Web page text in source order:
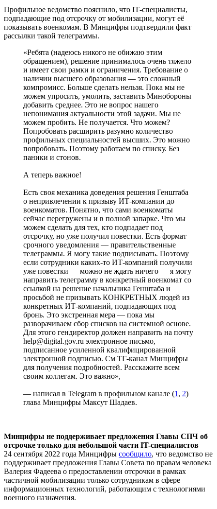
Профильное ведомство пояснило, что IТ-специалисты,
подпадающие под отсрочку от мобилизации, могут её
показывать военкомам. В Минцифры подтвердили факт
рассылки такой телеграммы.
«Ребята (надеюсь никого не обижаю этим
обращением), решение принималось очень тяжело
и имеет свои рамки и ограничения. Требование о
наличии высшего образования — это сложный
компромисс. Больше сделать нельзя. Пока мы не
можем упросить, умолить, заставить Минобороны
добавить среднее. Это не вопрос нашего
непонимания актуальности этой задачи. Мы не
можем пробить. Не получается. Что можем?
Попробовать расширить разумно количество
профильных специальностей высших. Это можно
попробовать. Поэтому работаем по списку. Без
паники и стонов.
А теперь важное!
Есть своя механика доведения решения Генштаба
о непривлечении к призыву ИТ-компании до
военкоматов. Понятно, что сами военкоматы
сейчас перегружены и в полной запарке. Что мы
можем сделать для тех, кто подпадает под
отсрочку, но уже получил повестки. Есть формат
срочного уведомления — правительственные
телеграммы. Я могу такие подписывать. Поэтому
если сотрудники каких-то ИТ-компаний получили
уже повестки — можно не ждать ничего — я могу
направить телеграмму в конкретный военкомат со
ссылкой на решение начальника Генштаба и
просьбой не призывать КОНКРЕТНЫХ людей из
конкретных ИТ-компаний, подпадающих под
бронь. Это экстренная мера — пока мы
разворачиваем сбор списков на системной основе.
Для этого гендиректор должен направить на почту
help@digital.gov.ru электронное письмо,
подписанное усиленной квалифицированной
электронной подписью. См ТГ-канал Минцифры
для получения подробностей. Расскажите всем
своим коллегам. Это важно»,
— написал в Telegram в профильном канале (1 , 2)
глава Минцифры Максут Шадаев.
Минцифры не поддерживает предложения Главы СПЧ об
отсрочке только для небольшой части IT-специалистов
24 сентября 2022 года Минцифры сообщило, что ведомство не
поддерживает предложения Главы Совета по правам человека
Валерия Фадеева о предоставлении отсрочки в рамках
частичной мобилизации только сотрудникам в сфере
информационных технологий, работающим с технологиями
военного назначения.